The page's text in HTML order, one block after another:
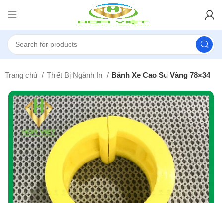
Trang chủ Thiết Bị Ngành In Bánh Xe Cao Su Vàng 78×34